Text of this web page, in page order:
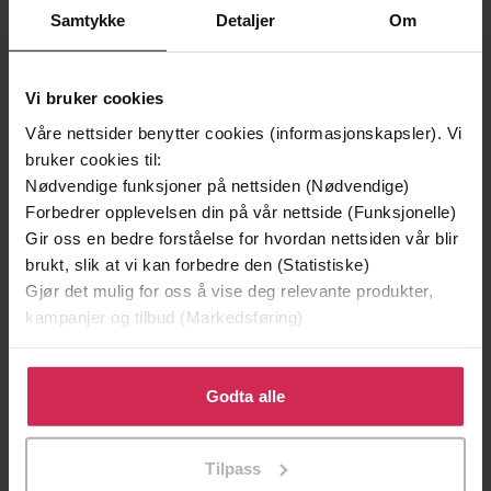
Samtykke Detaljer Om
Vi bruker cookies
Våre nettsider benytter cookies (informasjonskapsler). Vi
bruker cookies til:
Nødvendige funksjoner på nettsiden (Nødvendige)
Forbedrer opplevelsen din på vår nettside (Funksjonelle)
Gir oss en bedre forståelse for hvordan nettsiden vår blir
brukt, slik at vi kan forbedre den (Statistiske)
Gjør det mulig for oss å vise deg relevante produkter,
kampanjer og tilbud (Markedsføring)
Klikk på «Godta alle» for å gi oss ditt samtykke til å
bruke cookies for alle disse formålene. Du kan også
tilpasse ditt samtykke til spesifikke formål ved å klikke
Godta alle
Tilpass
199,-
Minnesota
349,-